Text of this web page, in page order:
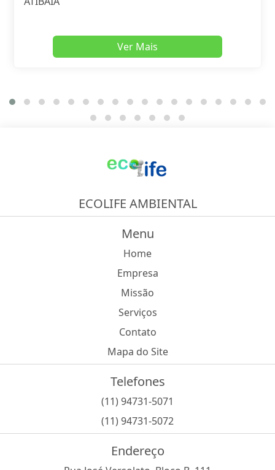
Ver Mais
ECOLIFE AMBIENTAL
Menu
Home
Empresa
Missão
Serviços
Contato
Mapa do Site
Telefones
(11) 94731-5071
(11) 94731-5072
Endereço